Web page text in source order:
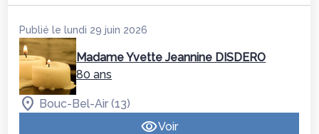
Publié le lundi 29 juin 2026
Madame Yvette Jeannine DISDERO
80 ans
Bouc-Bel-Air (13)
Voir